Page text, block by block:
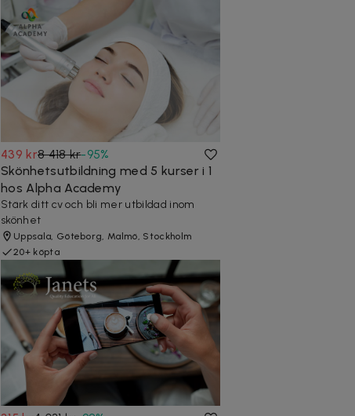
439 kr8 418 kr-95%
Skönhetsutbildning med 5 kurser i 1
hos Alpha Academy
Stärk ditt cv och bli mer utbildad inom
skönhet
Uppsala, Göteborg, Malmö, Stockholm
20+ köpta